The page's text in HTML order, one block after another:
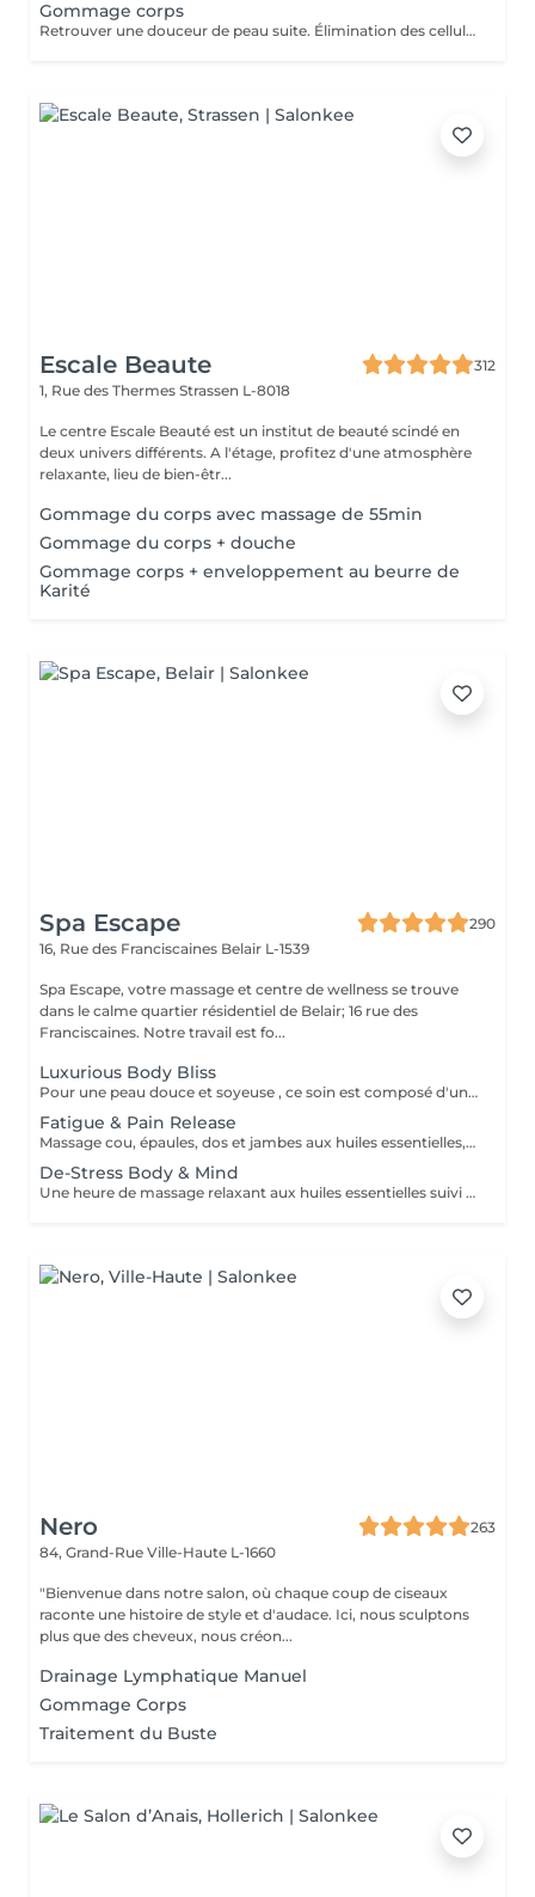
Gommage corps
Retrouver une douceur de peau suite. Élimination des cellules mortes présentes à la surface de la peau stimulant ainsi le renouvellement cellulaire naturel.
Escale Beaute
312
1, Rue des Thermes Strassen L-8018
Le centre Escale Beauté est un institut de beauté scindé en
deux univers différents. A l'étage, profitez d'une atmosphère
relaxante, lieu de bien-êtr...
Gommage du corps avec massage de 55min
Gommage du corps + douche
Gommage corps + enveloppement au beurre de
Karité
Spa Escape
290
16, Rue des Franciscaines Belair L-1539
Spa Escape, votre massage et centre de wellness se trouve
dans le calme quartier résidentiel de Belair; 16 rue des
Franciscaines. Notre travail est fo...
Luxurious Body Bliss
Pour une peau douce et soyeuse , ce soin est composé d'un gommage du corps complet suivi d'un massage aux huiles aromatiques
Fatigue & Pain Release
Massage cou, épaules, dos et jambes aux huiles essentielles, suivi d'une réfléxologie palmaire et plantaire. Le rituel se termine par un massage crânien revitalisant. Ce soin commence par un rafraîchissement stimulant des pieds pour favoriser la circulation sanguine et la relaxation.
De-Stress Body & Mind
Une heure de massage relaxant aux huiles essentielles suivi d'un masque hydratant visage et d'un massage du crane et visage par accupression. Ce soin commence par un rafraîchissement stimulant des pieds pour favoriser la circulation sanguine et la relaxation.
Nero
263
84, Grand-Rue Ville-Haute L-1660
"Bienvenue dans notre salon, où chaque coup de ciseaux
raconte une histoire de style et d'audace. Ici, nous sculptons
plus que des cheveux, nous créon...
Drainage Lymphatique Manuel
Gommage Corps
Traitement du Buste